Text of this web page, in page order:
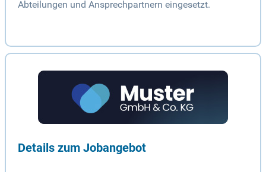
Abteilungen und Ansprechpartnern eingesetzt.
Details zum Jobangebot